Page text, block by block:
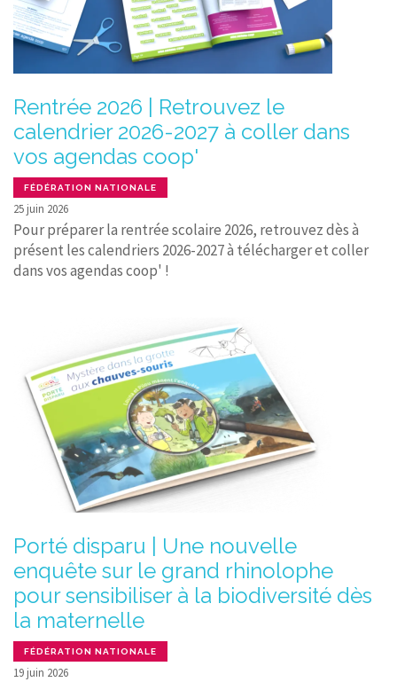
Rentrée 2026 | Retrouvez le
calendrier 2026-2027 à coller dans
vos agendas coop'
FÉDÉRATION NATIONALE
25 juin 2026
Pour préparer la rentrée scolaire 2026, retrouvez dès à
présent les calendriers 2026-2027 à télécharger et coller
dans vos agendas coop' !
Porté disparu | Une nouvelle
enquête sur le grand rhinolophe
pour sensibiliser à la biodiversité dès
la maternelle
FÉDÉRATION NATIONALE
19 juin 2026